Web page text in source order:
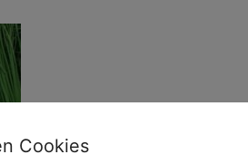
Cookies